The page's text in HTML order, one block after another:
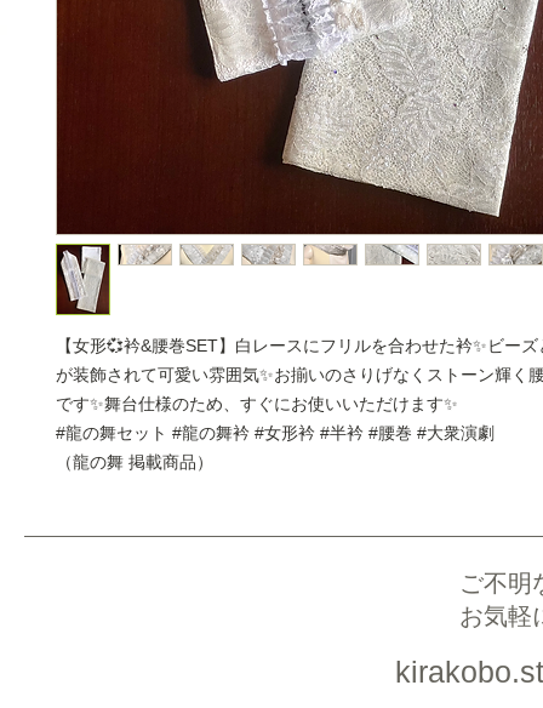
【女形💞衿&腰巻SET】白レースにフリルを合わせた衿✨ビー
が装飾されて可愛い雰囲気✨お揃いのさりげなくストーン輝く
です✨舞台仕様のため、すぐにお使いいただけます✨
#龍の舞セット #龍の舞衿 #女形衿 #半衿 #腰巻 #大衆演劇
（龍の舞 掲載商品）
ご不明
お気軽